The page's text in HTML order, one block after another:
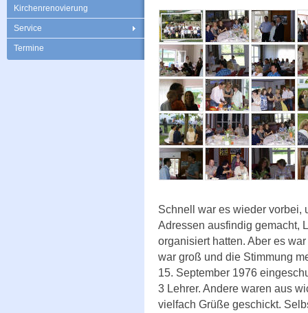
Kirchenrenovierung
Service
Termine
Schnell war es wieder vorbei,
Adressen ausfindig gemacht,
organisiert hatten. Aber es
war groß und die Stimmung
15. September 1976
3 Lehrer. Andere waren aus
vielfach Grüße geschickt.